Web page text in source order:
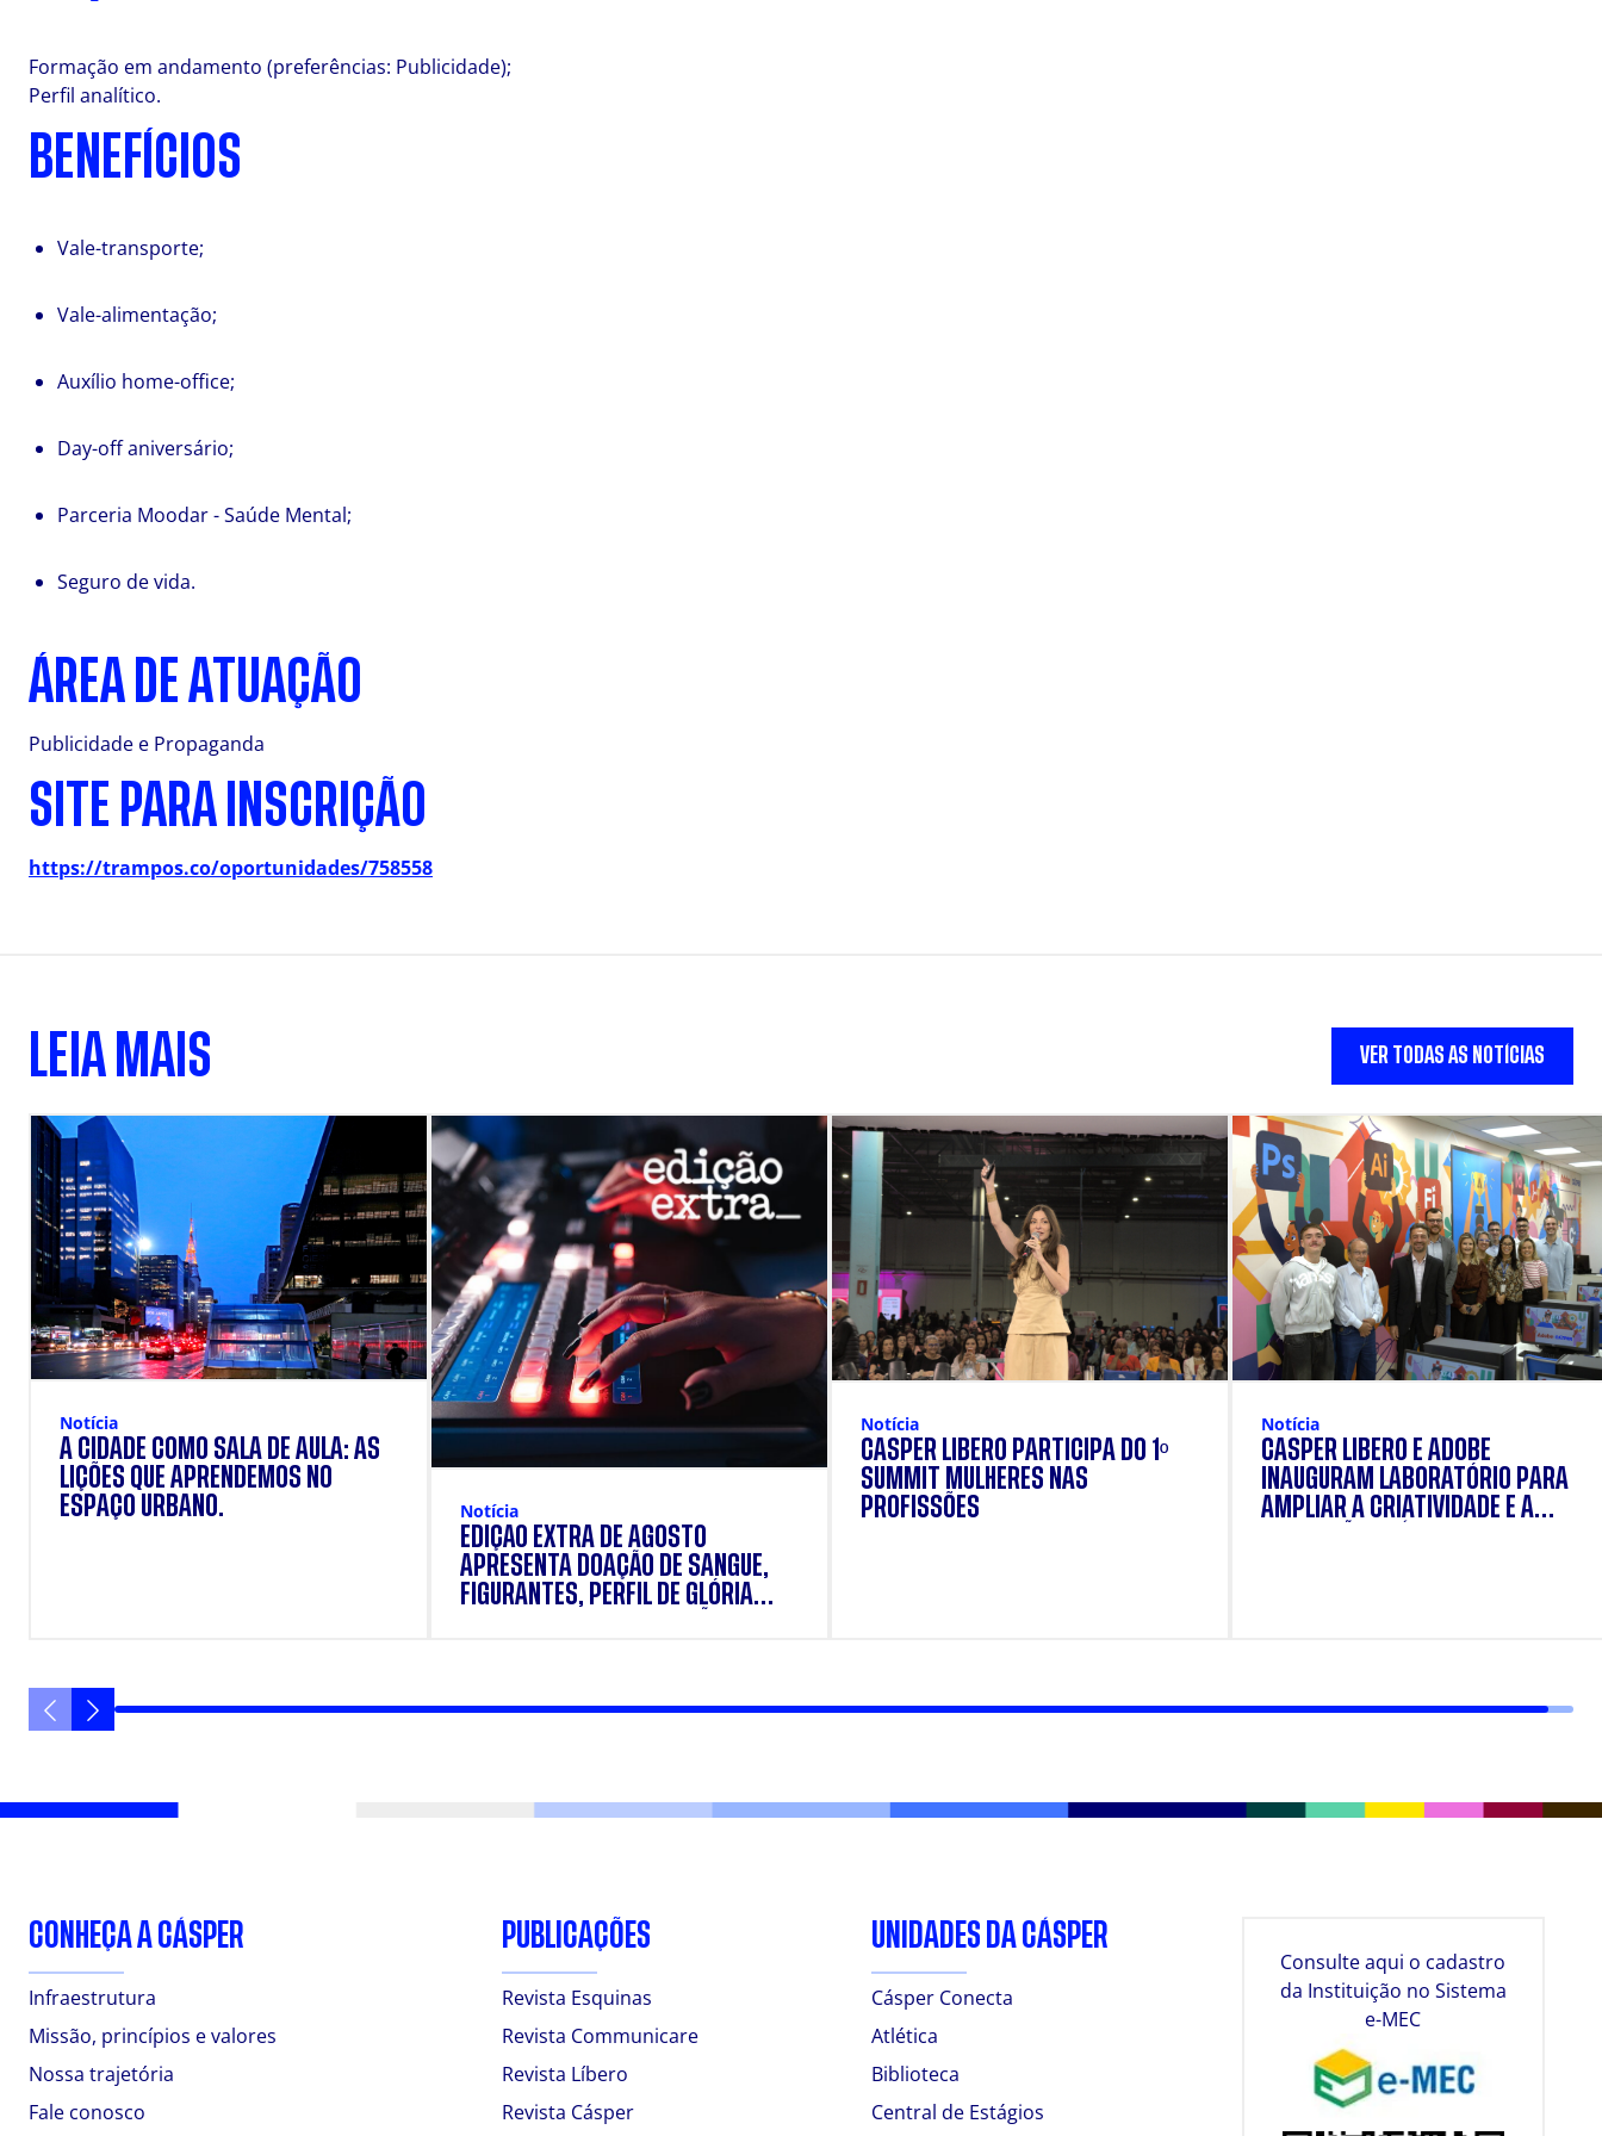
Formação em andamento (preferências: Publicidade);
Perfil analítico.
BENEFÍCIOS
Vale-transporte;
Vale-alimentação;
Auxílio home-office;
Day-off aniversário;
Parceria Moodar - Saúde Mental;
Seguro de vida.
ÁREA DE ATUAÇÃO
Publicidade e Propaganda
SITE PARA INSCRIÇÃO
https://trampos.co/oportunidades/758558
LEIA MAIS VER TODAS AS NOTÍCIAS
Notícia
A CIDADE COMO SALA DE AULA: AS
LIÇÕES QUE APRENDEMOS NO
ESPAÇO URBANO.
Notícia
EDIÇÃO EXTRA DE AGOSTO
APRESENTA DOAÇÃO DE SANGUE,
FIGURANTES, PERFIL DE GLÓRIA
Notícia
CÁSPER LÍBERO PARTICIPA DO 1º
SUMMIT MULHERES NAS
PROFISSÕES
Notícia
CÁSPER LÍBERO E ADOBE
INAUGURAM LABORATÓRIO PARA
AMPLIAR A CRIATIVIDADE E A
CONHEÇA A CÁSPER
Infraestrutura
Missão, princípios e valores
Nossa trajetória
Fale conosco
PUBLICAÇÕES
Revista Esquinas
Revista Communicare
Revista Líbero
Revista Cásper
UNIDADES DA CÁSPER
Cásper Conecta
Atlética
Biblioteca
Central de Estágios
Consulte aqui o cadastro
da Instituição no Sistema
e-MEC